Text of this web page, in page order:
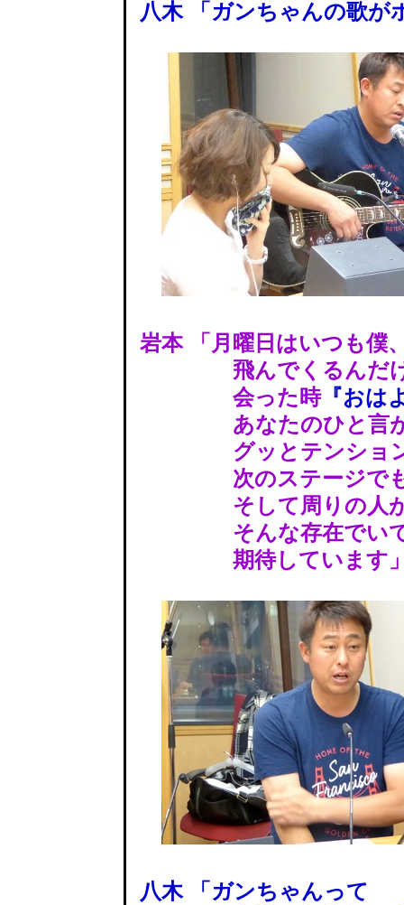
八木 「ガンちゃんの歌が
岩本 「月曜日はいつも僕
飛んでくるんだけ
会った時『おは
あなたのひと言が、
グッとテンションを
次のステージでも、
そして周りの人があ
そんな存在でいて
期待しています
八木 「ガンちゃんって